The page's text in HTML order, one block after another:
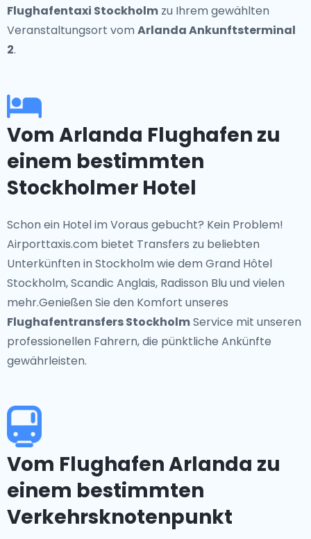
Flughafentaxi Stockholm zu Ihrem gewählten
Veranstaltungsort vom Arlanda Ankunftsterminal
2.
Vom Arlanda Flughafen zu
einem bestimmten
Stockholmer Hotel
Schon ein Hotel im Voraus gebucht? Kein Problem!
Airporttaxis.com bietet Transfers zu beliebten
Unterkünften in Stockholm wie dem Grand Hôtel
Stockholm, Scandic Anglais, Radisson Blu und vielen
mehr.Genießen Sie den Komfort unseres
Flughafentransfers StockholmService mit unseren
professionellen Fahrern, die pünktliche Ankünfte
gewährleisten.
Vom Flughafen Arlanda zu
einem bestimmten
Verkehrsknotenpunkt